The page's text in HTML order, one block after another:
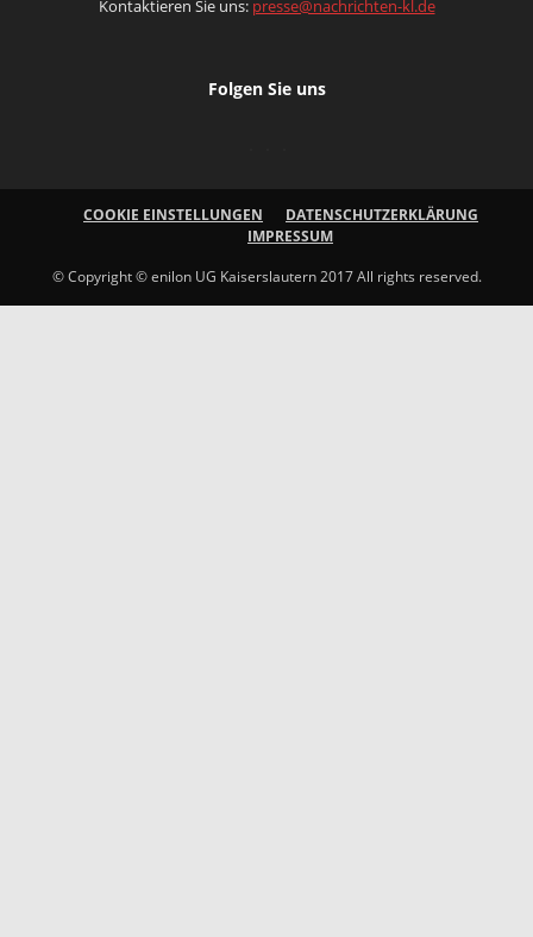
Kontaktieren Sie uns: presse@nachrichten-kl.de
Folgen Sie uns
COOKIE EINSTELLUNGEN
DATENSCHUTZERKLÄRUNG
IMPRESSUM
© Copyright © enilon UG Kaiserslautern 2017 All rights reserved.